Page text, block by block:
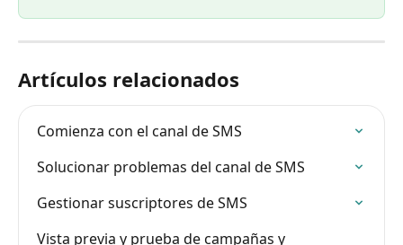
Artículos relacionados
Comienza con el canal de SMS
Solucionar problemas del canal de SMS
Gestionar suscriptores de SMS
Vista previa y prueba de campañas y